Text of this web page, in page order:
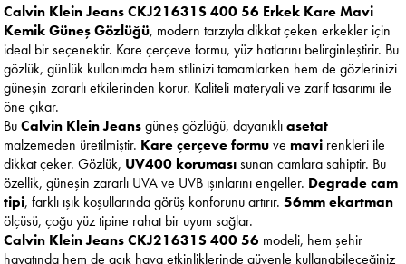
Calvin Klein Jeans CKJ21631S 400 56 Erkek Kare Mavi
Kemik Güneş Gözlüğü, modern tarzıyla dikkat çeken erkekler için
ideal bir seçenektir. Kare çerçeve formu, yüz hatlarını belirginleştirir. Bu
gözlük, günlük kullanımda hem stilinizi tamamlarken hem de gözlerinizi
güneşin zararlı etkilerinden korur. Kaliteli materyali ve zarif tasarımı ile
öne çıkar.
BuCalvin Klein Jeansgüneş gözlüğü, dayanıklıasetat
malzemeden üretilmiştir. Kare çerçeve formuvemavi renkleri ile
dikkat çeker. Gözlük, UV400 korumasısunan camlara sahiptir. Bu
özellik, güneşin zararlı UVA ve UVB ışınlarını engeller. Degrade cam
tipi, farklı ışık koşullarında görüş konforunu artırır.56mm ekartman
ölçüsü, çoğu yüz tipine rahat bir uyum sağlar.
Calvin Klein Jeans CKJ21631S 400 56 modeli, hem şehir
hayatında hem de açık hava etkinliklerinde güvenle kullanabileceğiniz